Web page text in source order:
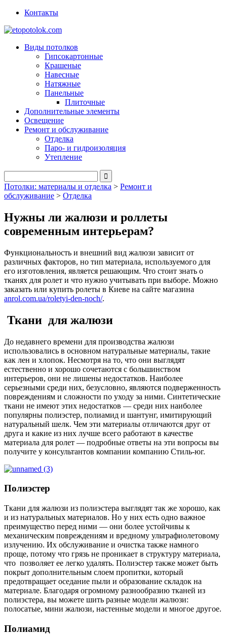
Контакты
Виды потолков
Гипсокартонные
Крашеные
Навесные
Натяжные
Панельные
Плиточные
Дополнительные элементы
Освещение
Ремонт и обслуживание
Отделка
Паро- и гидроизоляция
Утепление
Потолки: материалы и отделка > Ремонт и
обслуживание > Отделка
Нужны ли жалюзи и роллеты
современным интерьерам?
Функциональность и внешний вид жалюзи зависит от
различных факторов, но тип материала, используемого для
его изготовления, является решающим. Что стоит знать о
тканях для ролет и что нужно учитывать при выборе. Можно
заказать или купить ролеты в Киеве на сайте магазина
anrol.com.ua/roletyi-den-noch/.
Ткани для жалюзи
До недавнего времени для производства жалюзи
использовались в основном натуральные материалы, такие
как лен и хлопок. Несмотря на то, что они выглядят
естественно и хорошо сочетаются с большинством
интерьеров, они не лишены недостатков. Наиболее
серьезными среди них, безусловно, являются подверженность
повреждениям и сложности по уходу за ними. Синтетические
ткани не имеют этих недостатков — среди них наиболее
популярны полиэстер, полиамид и шантунг, имитирующий
натуральный шелк. Чем эти материалы отличаются друг от
друга и какие из них лучше всего работают в качестве
материала для ролет — подробные ответы на эти вопросы вы
получите у консультантов компании компанию Стиль-юг.
Полиэстер
Ткани для жалюзи из полиэстера выглядят так же хорошо, как
и из натуральных материалов. Но у них есть одно важное
преимущество перед ними — они более устойчивы к
механическим повреждениям и вредному ультрафиолетовому
излучению. Их обслуживание и очистка также намного
проще, потому что грязь не проникает в структуру материала,
что позволяет ее легко удалять. Полиэстер также может быть
покрыт дополнительным слоем пропитки, который
предотвращает оседание пыли и образование складок на
материале. Благодаря огромному разнообразию тканей из
полиэстера, вы можете шить разные модели жалюзи:
полосатые, мини жалюзи, настенные модели и многое другое.
Полиамид